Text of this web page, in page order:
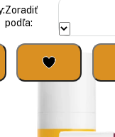
Zoradiť
podľa: